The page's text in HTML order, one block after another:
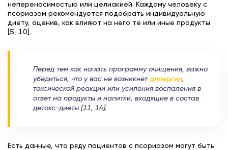
непереносимостью или целиакией. Каждому человеку с
псориазом рекомендуется подобрать индивидуальную
диету, оценив, как влияют на него те или иные продукты
[5, 10].
Перед тем как начать программу очищения, важно
убедиться, что у вас не возникнет аллергии,
токсической реакции или усиления воспаления в
ответ на продукты и напитки, входящие в состав
детокс-диеты [11, 14].
Есть данные, что ряду пациентов с псориазом могут быть